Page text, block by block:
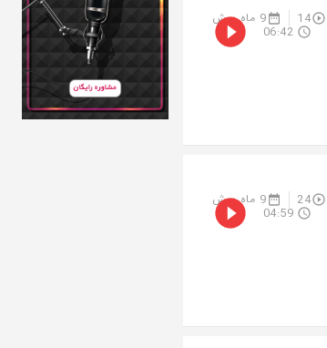
14 9 ماه پیش
06:42
24 9 ماه پیش
04:59